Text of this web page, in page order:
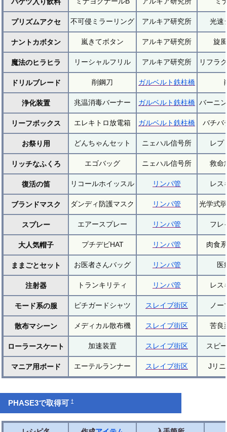
プリズムアクセ 不可侵ミラーリング アルキア研究所 光速
ナントカボタン 嵐きてボタン アルキア研究所 旋
魔法のヒラヒラ リーシャルフリル アルキア研究所 リフラ
ドリルブレード 削鋼刀 ガルベルト鉄柱橋
浄化装置 兆温消毒バーナー ガルベルト鉄柱橋 バーニ
リーフボックス エレキトロ放電箱 ガルベルト鉄柱橋 バチバ
お祭り用 どんちゃんセット ニェハル信号所 レプ
リッチなふくろ エゴバッグ ニェハル信号所 救命
復活の笛 リコールホイッスル リンパ管 レス
ブランドマスク ダンディ防護マスク リンパ管 光学式
スプレー エアースプレー リンパ管 フレ
大人気帽子 プチデビHAT リンパ管 肉食
ままごとセット お医者さんバッグ リンパ管 医
注射器 トランキリティ リンパ管 レス
モード系の服 ピチガードシャツ スレイブ街区 ノー
散布マシーン メディカル散布機 スレイブ街区 苦良
ローラースケート 加速装置 スレイブ街区 スピ
マニア用ボード エーテルランナー スレイブ街区 Jリ
PHASE3で取得可†